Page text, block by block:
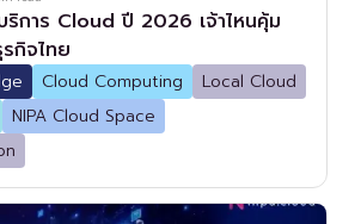
ริการ Cloud ปี 2026 เจ้าไหนคุ้ม
กิจไทย
Cloud Computing
Local Cloud
NIPA Cloud Space